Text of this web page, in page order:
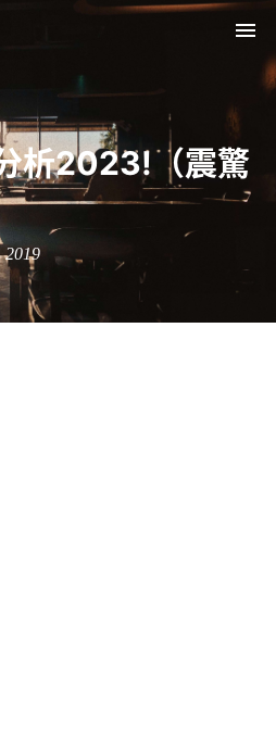
析2023!（震驚
2019